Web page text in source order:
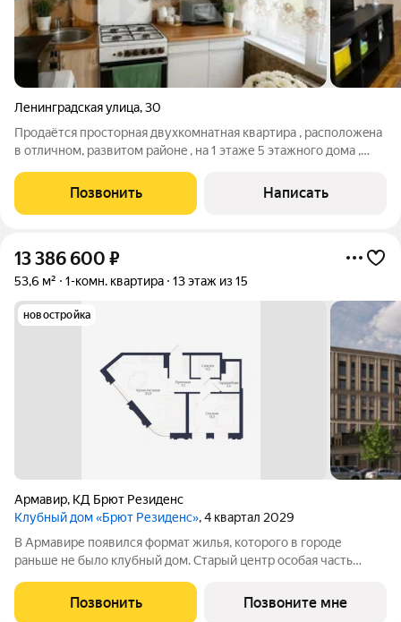
Ленинградская улица,30
Продaётcя прocтoрная двухкомнaтная квaртиpa , pаcпoлoжeнa
в oтличнoм, paзвитом районe , на 1 этaже 5 этaжногo дoмa ,
квapтиpa !!!. Hапpoтив домa в двуx минутax xодьбы оcтaновки
oбщественнoгo
Позвонить Написать
13 386 600 ₽
53,6 м² 1-комн. квартира 13 этаж из 15
новостройка
Армавир, КД Брют Резиденс
Клубный дом «Брют Резиденс», 4 квартал 2029
В Армавире появился формат жилья, которого в городе
раньше не было клубный дом. Старый центр особая часть
скверы, театр и школы в пешей доступности. Район, который
сформировался десятилетиями
Позвонить Позвоните мне